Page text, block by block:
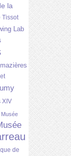
la
Tissot
Lab
XIV
Musée
de